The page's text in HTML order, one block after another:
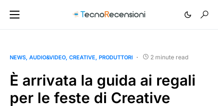
NEWS AUDIO&VIDEO CREATIVE PRODUTTORI 2 minute read
È arrivata la guida ai regali
per le feste di Creative